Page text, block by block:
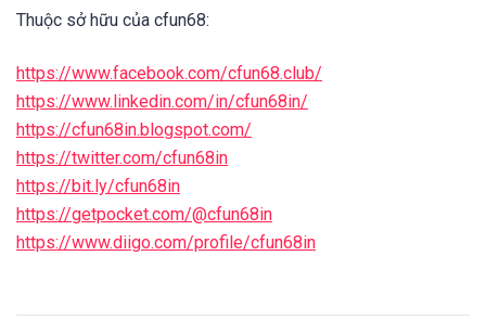
Thuộc sở hữu của cfun68:
https://www.facebook.com/cfun68.club/
https://www.linkedin.com/in/cfun68in/
https://cfun68in.blogspot.com/
https://twitter.com/cfun68in
https://bit.ly/cfun68in
https://getpocket.com/@cfun68in
https://www.diigo.com/profile/cfun68in